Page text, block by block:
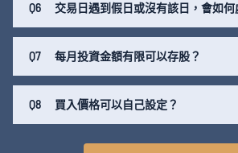
Q6 交易日遇到假日或沒有該日，會如何
Q7 每月投資金額有限可以存股？
Q8 買入價格可以自己設定？